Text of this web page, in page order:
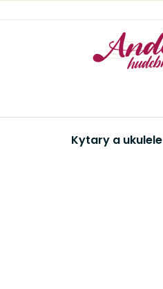
na
Kytary a ukulele